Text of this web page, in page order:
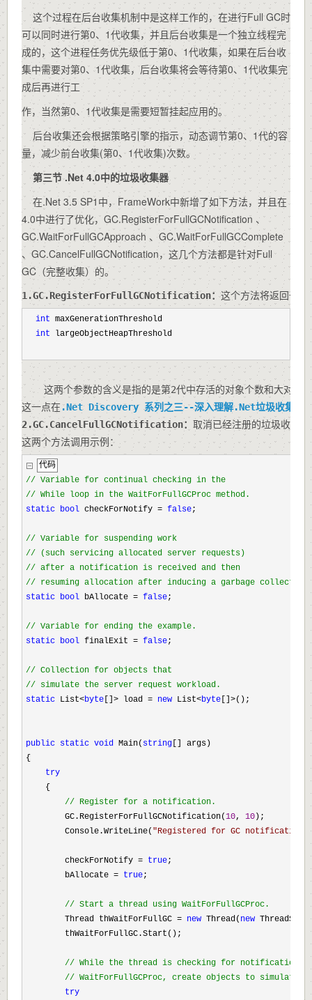
这个过程在后台收集机制中是这样工作的，在进行Full GC时
可以同时进行第0、1代收集，并且后台收集是一个独立线程完
成的，这个进程任务优先级低于第0、1代收集，如果在后台收
集中需要对第0、1代收集，后台收集将会等待第0、1代收集完
成后再进行工
作，当然第0、1代收集是需要短暂挂起应用的。
后台收集还会根据策略引擎的指示，动态调节第0、1代的容
量，减少前台收集(第0、1代收集)次数。
第三节 .Net 4.0中的垃圾收集器
在.Net 3.5 SP1中，FrameWork中新增了如下方法，并且在
4.0中进行了优化，GC.RegisterForFullGCNotification 、
GC.WaitForFullGCApproach 、GC.WaitForFullGCComplete
、GC.CancelFullGCNotification，这几个方法都是针对Full
GC（完整收集）的。
1.GC.RegisterForFullGCNotification：这个方法将返回一
int maxGenerationThreshold
int largeObjectHeapThreshold
这两个参数的含义是指的是第2代中存活的对象个数和大对
这一点在 .Net Discovery 系列之三--深入理解.Net垃圾收集机
2.GC.CancelFullGCNotification： 取消已经注册的垃圾收集通
这两个方法调用示例：
代码
// Variable for continual checking in the
// While loop in the WaitForFullGCProc method.
static bool checkForNotify = false;
// Variable for suspending work
// (such servicing allocated server requests)
// after a notification is received and then
// resuming allocation after inducing a garbage
static bool bAllocate = false;
// Variable for ending the example.
static bool finalExit = false;
// Collection for objects that
// simulate the server request workload.
static List<byte [] > load = new List<byte [] >();
public static void Main( string [] args)
{
try
    {
// Register for a notification.
        GC.RegisterForFullGCNotification(
10, 10);
        Console.WriteLine(
"Registered for GC notification.
        checkForNotify
= true;
        bAllocate
= true;
// Start a thread using WaitForFullGCProc.
        Thread thWaitForFullGC
= new Thread( new
        thWaitForFullGC.Start();
// While the thread is checking for notifications
// WaitForFullGCProc, create objects to simulate
try